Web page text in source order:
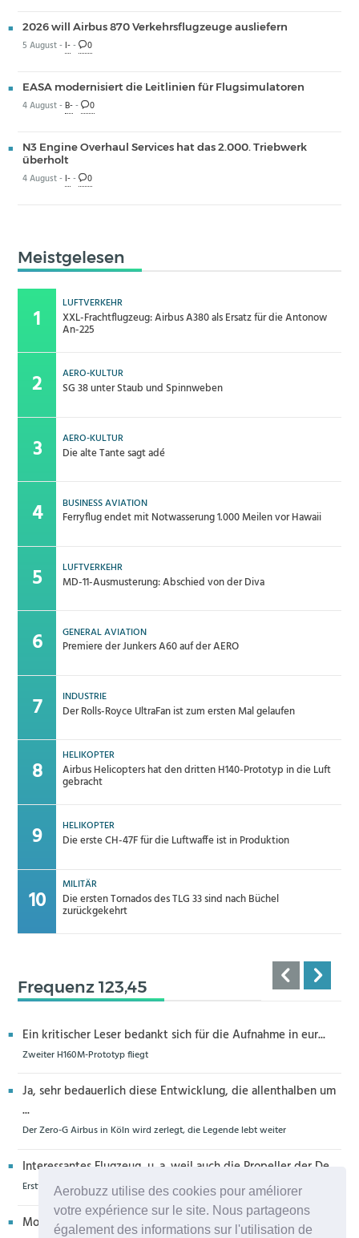
Aerobuzz utilise des cookies pour améliorer
votre expérience sur le site. Nous partageons
également des informations sur l'utilisation de
2026 will Airbus 870 Verkehrsflugzeuge ausliefern
5 August - I-- 0
EASA modernisiert die Leitlinien für Flugsimulatoren
4 August -B-- 0
N3 Engine Overhaul Services hat das 2.000. Triebwerk
überholt
4 August - I-- 0
Meistgelesen
LUFTVERKEHR
XXL-Frachtflugzeug: Airbus A380 als Ersatz für die Antonow
An-225
AERO-KULTUR
SG 38 unter Staub und Spinnweben
AERO-KULTUR
Die alte Tante sagt adé
BUSINESS AVIATION
Ferryflug endet mit Notwasserung 1.000 Meilen vor Hawaii
LUFTVERKEHR
MD-11-Ausmusterung: Abschied von der Diva
GENERAL AVIATION
Premiere der Junkers A60 auf der AERO
INDUSTRIE
Der Rolls-Royce UltraFan ist zum ersten Mal gelaufen
HELIKOPTER
Airbus Helicopters hat den dritten H140-Prototyp in die Luft
gebracht
HELIKOPTER
Die erste CH-47F für die Luftwaffe ist in Produktion
MILITÄR
Die ersten Tornados des TLG 33 sind nach Büchel
zurückgekehrt
Frequenz 123,45
Ein kritischer Leser bedankt sich für die Aufnahme in eur...
Zweiter H160M-Prototyp fliegt
Ja, sehr bedauerlich diese Entwicklung, die allenthalben um
...
Der Zero-G Airbus in Köln wird zerlegt, die Legende lebt weiter
Interessantes Flugzeug, u. a. weil auch die Propeller der De...
Erstflug der Piper Seminole DX mit DeltaHawk-Motoren
Moin aus Schiffdorf, danke für die Nachricht. Ich meine,da...